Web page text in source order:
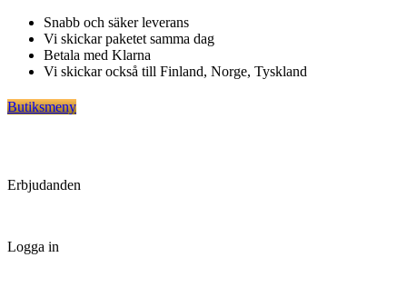
Hoppa
innehåll
Snabb och säker leverans
Vi skickar paketet samma dag
Betala med Klarna
Vi skickar också till Finland, Norge, Tyskland
Butiksmeny
Erbjudanden
Logga in